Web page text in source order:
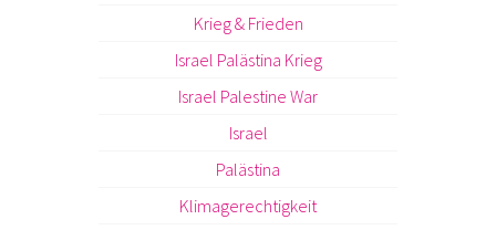
Krieg & Frieden
Israel Palästina Krieg
Israel Palestine War
Israel
Palästina
Klimagerechtigkeit